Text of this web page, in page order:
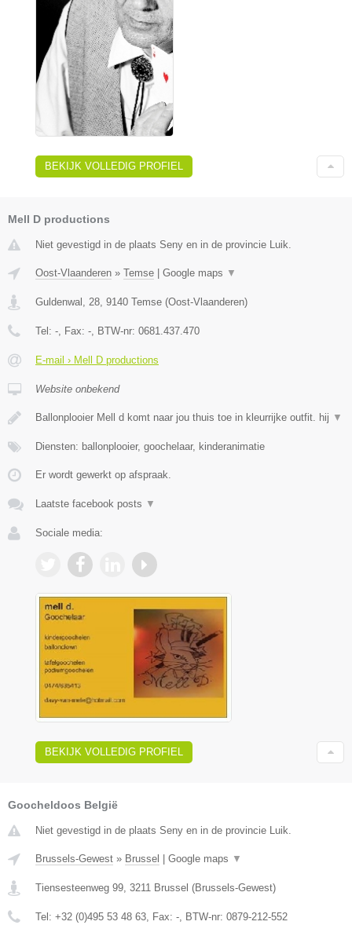
BEKIJK VOLLEDIG PROFIEL
Mell D productions
Niet gevestigd in de plaats Seny en in de provincie Luik.
Oost-Vlaanderen » Temse | Google maps ▼
Guldenwal, 28 9140 Temse (Oost-Vlaanderen)
Tel: - , Fax: - , BTW-nr: 0681.437.470
E-mail › Mell D productions
Website onbekend
Ballonplooier Mell d komt naar jou thuis toe in kleurrijke outfit. hij ▼
Diensten: ballonplooier, goochelaar, kinderanimatie
Er wordt gewerkt op afspraak.
Laatste facebook posts ▼
Sociale media:
BEKIJK VOLLEDIG PROFIEL
Goocheldoos België
Niet gevestigd in de plaats Seny en in de provincie Luik.
Brussels-Gewest » Brussel Google maps ▼
Tiensesteenweg 99, 3211 Brussel (Brussels-Gewest)
Tel: +32 (0)495 53 48 63, Fax: -, BTW-nr: 0879-212-552